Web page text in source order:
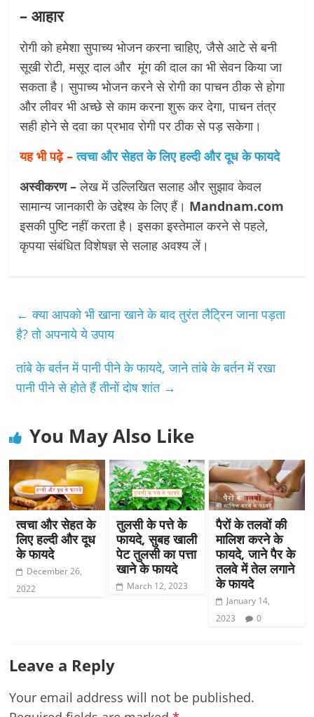
– आहार
रोगी को हमेशा सुपाच्य भोजन करना चाहिए, जैसे आटे से बनी
सूखी रोटी, मसूर दाल और मूंग की दाल का भी सेवन किया जा
सकता है। सुपाच्य भोजन करने से रोगी का पाचन ठीक से होगा
और लीवर भी अच्छे से काम करना शुरू कर देगा, पाचन तंत्र
सही होने से दवा का प्रभाव रोगी पर ठीक से पड़ सकेगा।
यह भी पढ़े – त्वचा और सेहत के लिए हल्दी और दूध के फायदे
अस्वीकरण –लेख में उल्लिखित सलाह और सुझाव केवल
सामान्य जानकारी के उद्देश्य के लिए हैं। Mandnam.com
इसकी पुष्टि नहीं करता है। इसका इस्तेमाल करने से पहले,
कृपया संबंधित विशेषज्ञ से सलाह अवश्य लें।
← क्या आपको भी खाना खाने के बाद तुरंत लैट्रिन जाना पड़ता
है? तो अपनाये ये उपाय
तांबे के बर्तन में पानी पीने के फायदे, जाने तांबे के बर्तन में रखा
पानी पीने से होते हैं तीनों दोष शांत →
You May Also Like
त्वचा और सेहत के
लिए हल्दी और दूध
के फायदे
December 26,
2022
तुलसी के पत्ते के
फायदे, सुबह खाली
पेट तुलसी का पत्ता
खाने के फायदे
March 12, 2023
पैरों के तलवों की
मालिश करने के
फायदे, जाने पैर के
तलवे में तेल लगाने
के फायदे
January 14,
2023
0
Leave a Reply
Your email address will not be published.